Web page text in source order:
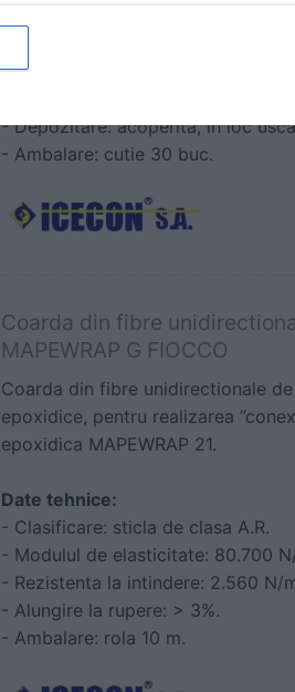
- Modulul de elasticitate la
- Depozitare: acoperita, in loc
- Ambalare: cutie 30 buc.
Coarda din fibre
MAPEWRAP G FIOCCO
Coarda din fibre unidirectionale
epoxidice, pentru realizarea
epoxidica MAPEWRAP 21.
Date tehnice:
- Clasificare: sticla de clasa A.R.
- Modulul de elasticitate: 80.700
- Rezistenta la intindere: 2.560 N/
- Alungire la rupere: > 3%.
- Ambalare: rola 10 m.